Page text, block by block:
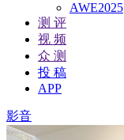
AWE2025
测 评
视 频
众 测
投 稿
APP
影音